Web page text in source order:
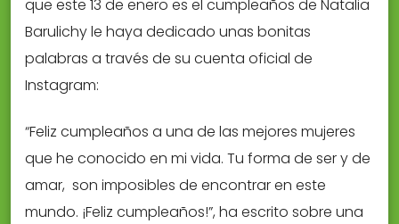
que este 13 de enero es el cumpleaños de Natalia
Barulichy le haya dedicado unas bonitas
palabras a través de su cuenta oficial de
Instagram:
“Feliz cumpleaños a una de las mejores mujeres
que he conocido en mi vida. Tu forma de ser y de
amar, son imposibles de encontrar en este
mundo. ¡Feliz cumpleaños!”, ha escrito sobre una